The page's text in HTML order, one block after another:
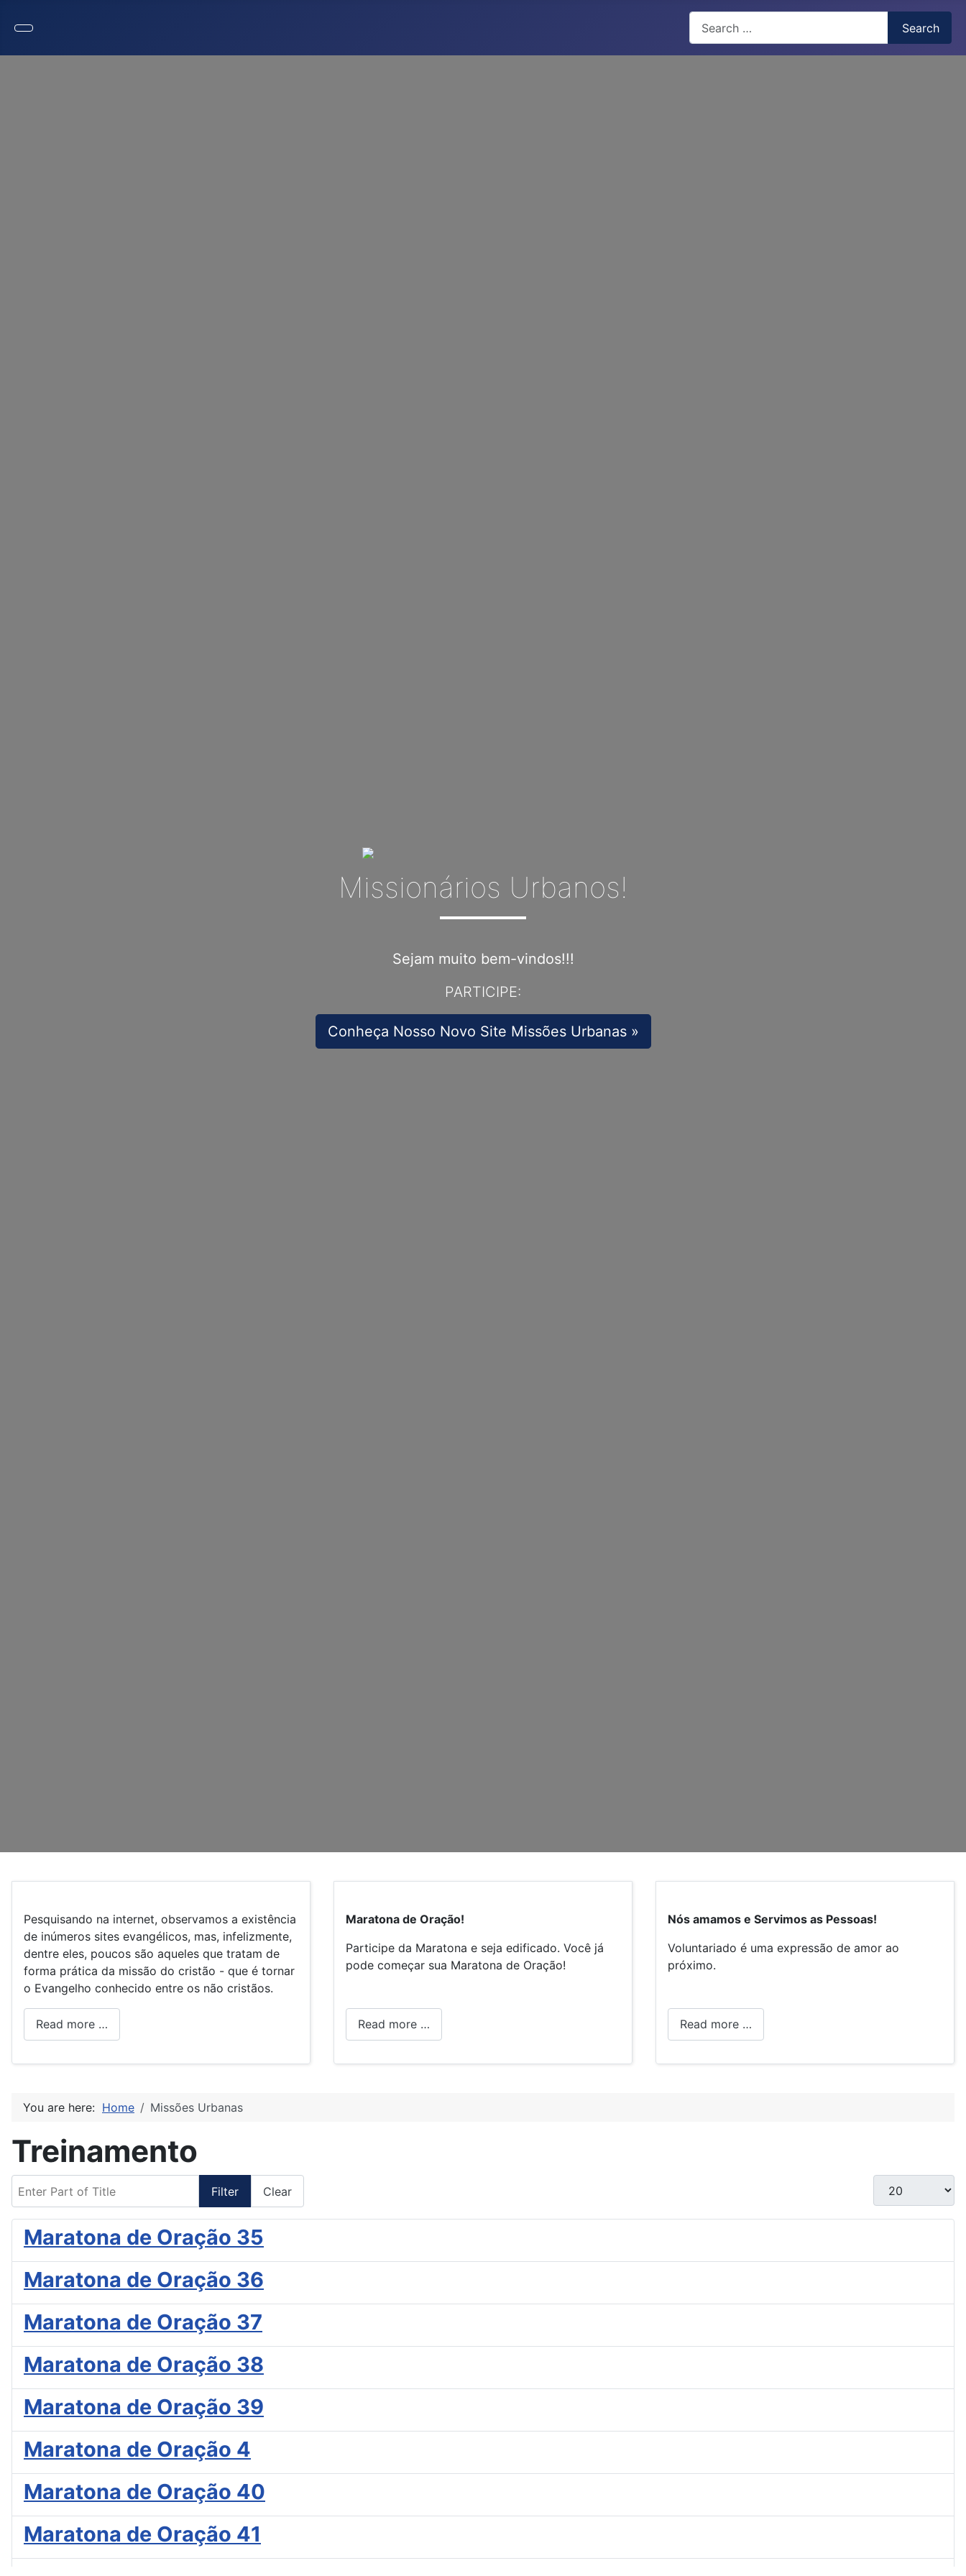
Search
Missionários Urbanos!
Sejam muito bem-vindos!!!
PARTICIPE:
Conheça Nosso Novo Site Missões Urbanas »
Pesquisando na internet, observamos a existência
de inúmeros sites evangélicos, mas, infelizmente,
dentre eles, poucos são aqueles que tratam de
forma prática da missão do cristão - que é tornar
o Evangelho conhecido entre os não cristãos.
Read more …
Maratona de Oração!
Participe da Maratona e seja edificado. Você já
pode começar sua Maratona de Oração!
Read more …
Nós amamos e Servimos as Pessoas!
Voluntariado é uma expressão de amor ao
próximo.
Read more …
You are here: Home Missões Urbanas
Treinamento
Filter Clear
Display #
Maratona de Oração 35
Maratona de Oração 36
Maratona de Oração 37
Maratona de Oração 38
Maratona de Oração 39
Maratona de Oração 4
Maratona de Oração 40
Maratona de Oração 41